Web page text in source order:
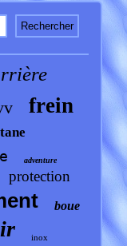
frein
adventure
protection
boue
inox